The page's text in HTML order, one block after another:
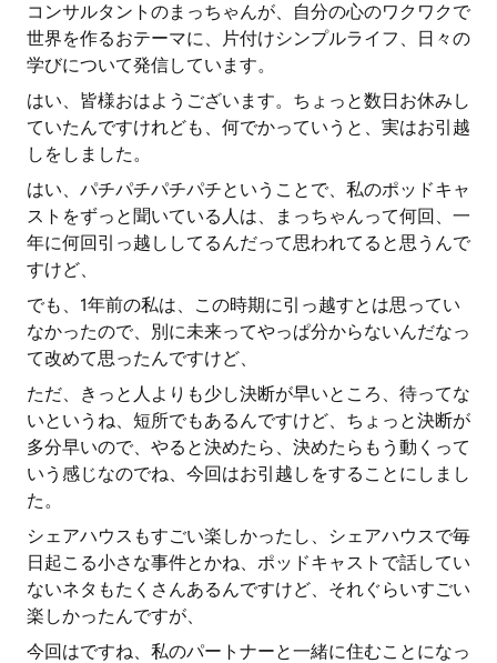
コンサルタントのまっちゃんが、自分の心のワクワクで
世界を作るおテーマに、片付けシンプルライフ、日々の
学びについて発信しています。
はい、皆様おはようございます。ちょっと数日お休みし
ていたんですけれども、何でかっていうと、実はお引越
しをしました。
はい、パチパチパチパチということで、私のポッドキャ
ストをずっと聞いている人は、まっちゃんって何回、一
年に何回引っ越ししてるんだって思われてると思うんで
すけど、
でも、1年前の私は、この時期に引っ越すとは思ってい
なかったので、別に未来ってやっぱ分からないんだなっ
て改めて思ったんですけど、
ただ、きっと人よりも少し決断が早いところ、待ってな
いというね、短所でもあるんですけど、ちょっと決断が
多分早いので、やると決めたら、決めたらもう動くって
いう感じなのでね、今回はお引越しをすることにしまし
た。
シェアハウスもすごい楽しかったし、シェアハウスで毎
日起こる小さな事件とかね、ポッドキャストで話してい
ないネタもたくさんあるんですけど、それぐらいすごい
楽しかったんですが、
今回はですね、私のパートナーと一緒に住むことになっ